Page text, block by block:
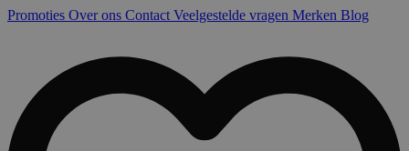
Promoties Over ons Contact Veelgestelde vragen Merken Blog